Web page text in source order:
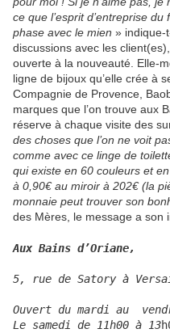
ce que l’esprit d’entreprise
phase avec le mien » indique-
discussions avec les
ouverte à la nouveauté. Elle-
ligne de bijoux qu’elle crée à
Compagnie de Provence,
marques que l’on trouve aux
réserve à chaque visite des
des choses que l’on ne voit
comme avec ce linge de
qui existe en 60 couleurs et
à 0,90€ au miroir à 202€ (la
monnaie peut trouver son
des Mères, le message a son
Aux Bains d’Oriane,
5, rue de Satory à
Ouvert du mardi au
Le samedi de 11h00 à 13